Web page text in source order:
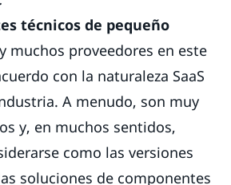
técnicos de pequeño
muchos proveedores en este
con la naturaleza SaaS
A menudo, son muy
y, en muchos sentidos,
como las versiones
soluciones de componentes